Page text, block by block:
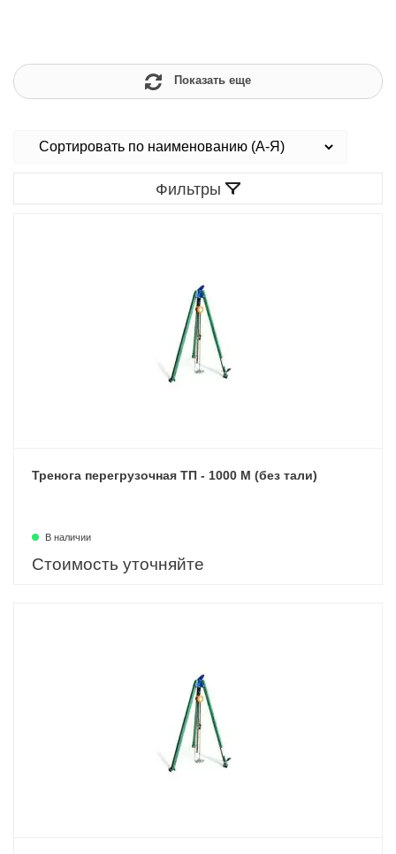
Показать еще
Фильтры
Тренога перегрузочная ТП - 1000 М (без тали)
В наличии
Стоимость уточняйте